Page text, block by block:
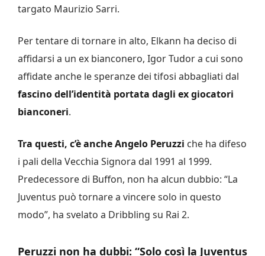
targato Maurizio Sarri.
Per tentare di tornare in alto, Elkann ha deciso di
affidarsi a un ex bianconero, Igor Tudor a cui sono
affidate anche le speranze dei tifosi abbagliati dal
fascino dell’identità portata dagli ex giocatori
bianconeri.
Tra questi, c’è anche Angelo Peruzzi che ha difeso
i pali della Vecchia Signora dal 1991 al 1999.
Predecessore di Buffon, non ha alcun dubbio: “La
Juventus può tornare a vincere solo in questo
modo”, ha svelato a Dribbling su Rai 2.
Peruzzi non ha dubbi: “Solo così la Juventus